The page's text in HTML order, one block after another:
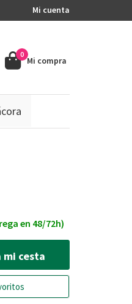
Mi cuenta
Mi compra
0
en 48/72h)
mi cesta